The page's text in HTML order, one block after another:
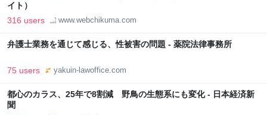
イト）
316 users www.webchikuma.com
弁護士業務を通じて感じる、性被害の問題 - 薬院法律事務所
75 users yakuin-lawoffice.com
都心のカラス、25年で8割減 野鳥の生態系にも変化 - 日本経済新
聞